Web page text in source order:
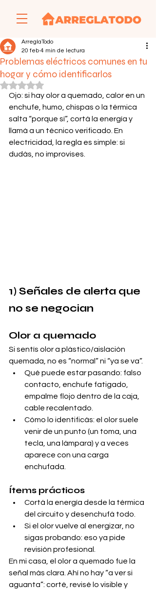
Problemas eléctricos comunes en tu
hogar y cómo identificarlos
ArreglaTodo
20 feb 4 min de lectura
Obtuvo NaN de 5 estrellas.
Ojo: si hay olor a quemado, calor en un
enchufe, humo, chispas o la térmica
salta “porque sí”, cortá la energía y
llamá a un técnico verificado. En
electricidad, la regla es simple: si
dudás, no improvises.
1) Señales de alerta que
no se negocian
Olor a quemado
Si sentís olor a plástico/aislación
quemada, no es “normal” ni “ya se va”.
Qué puede estar pasando: falso
contacto, enchufe fatigado,
empalme flojo dentro de la caja,
cable recalentado.
Cómo lo identificás: el olor suele
venir de un punto (un toma, una
tecla, una lámpara) y a veces
aparece con una carga
enchufada.
Ítems prácticos
Cortá la energía desde la térmica
del circuito y desenchufá todo.
Si el olor vuelve al energizar, no
sigas probando: eso ya pide
revisión profesional.
En mi casa, el olor a quemado fue la
señal más clara. Ahí no hay “a ver si
aguanta”: corté, revisé lo visible y